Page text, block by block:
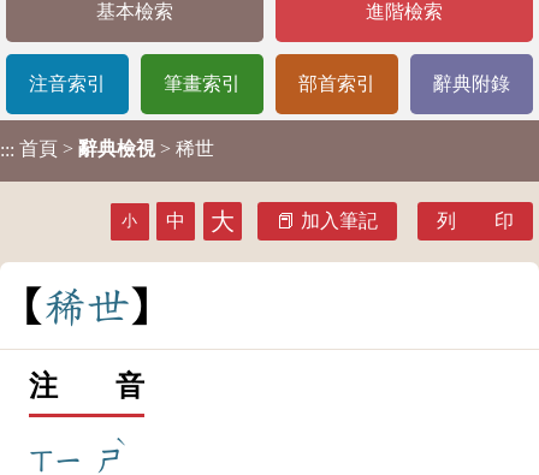
基本檢索 進階檢索
注音索引 筆畫索引 部首索引 辭典附錄
::: 首頁 > 辭典檢視 > 稀世
小 中 大 加入筆記 列 印
稀世
注 音
ㄒㄧ ㄕ
ˋ